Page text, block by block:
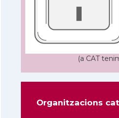
(a CAT
Organitzacions